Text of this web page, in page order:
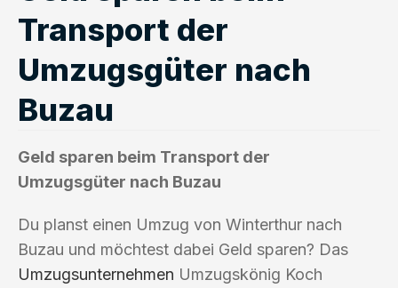
Transport der
Umzugsgüter nach
Buzau
Geld sparen beim Transport der
Umzugsgüter nach Buzau
Du planst einen Umzug von Winterthur nach
Buzau und möchtest dabei Geld sparen? Das
Umzugsunternehmen Umzugskönig Koch